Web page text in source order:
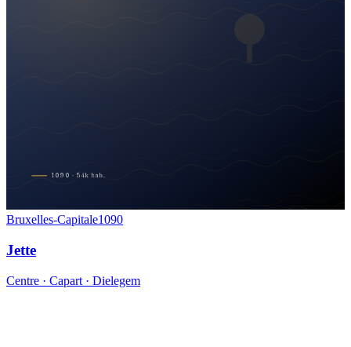
1090 · 54 k hab.
Bruxelles-Capitale1090
Jette
Centre · Capart · Dielegem